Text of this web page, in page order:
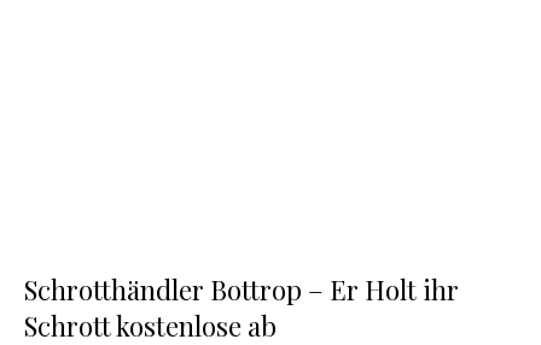
Schrotthändler Bottrop – Er Holt ihr
Schrott kostenlose ab